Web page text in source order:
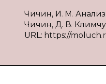
Чичин, И. М.
Чичин, Д. В.
URL: https://